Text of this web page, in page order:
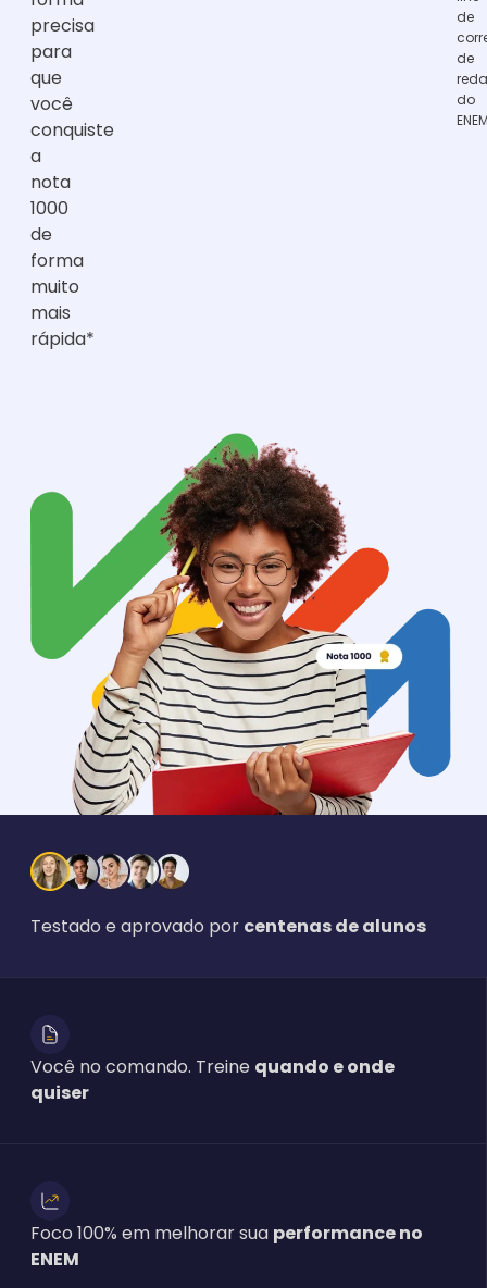
precisa
para
que
você
conquiste
a
nota
1000
de
forma
muito
mais
rápida*
de
de
do
Testado e aprovado por centenas de alunos
Você no comando. Treine quando e onde
quiser
Foco 100% em melhorar sua performance no
ENEM